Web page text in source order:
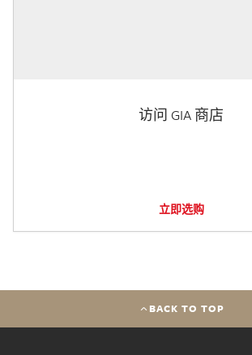
访问 GIA 商店
立即选购
BACK TO TOP